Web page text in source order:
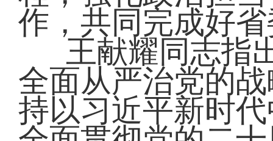
作，共同完成好
王献耀同志指
全面从严治党的
持以习近平新时